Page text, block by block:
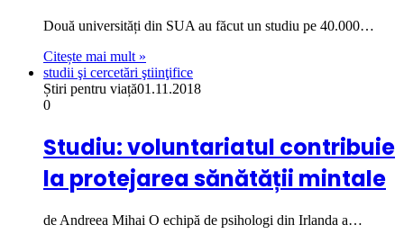
Două universități din SUA au făcut un studiu pe 40.000…
Citește mai mult »
studii şi cercetări ştiinţifice
Știri pentru viață01.11.2018
0
Studiu: voluntariatul contribuie
la protejarea sănătății mintale
de Andreea Mihai O echipă de psihologi din Irlanda a…